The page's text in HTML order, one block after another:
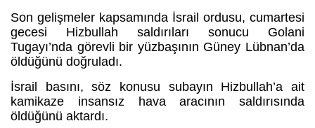
Son gelişmeler kapsamında İsrail ordusu, cumartesi
gecesi Hizbullah saldırıları sonucu Golani
Tugayı’nda görevli bir yüzbaşının Güney Lübnan’da
öldüğünü doğruladı.
İsrail basını, söz konusu subayın Hizbullah’a ait
kamikaze insansız hava aracının saldırısında
öldüğünü aktardı.